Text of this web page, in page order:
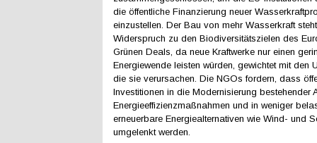
die öffentliche Finanzierung neuer
einzustellen. Der Bau von mehr Wasserkraft
Widerspruch zu den Biodiversitätszielen des
Grünen Deals, da neue Kraftwerke nur einen
Energiewende leisten würden, gewichtet mit den
die sie verursachen. Die NGOs fordern, dass
Investitionen in die Modernisierung bestehender
Energieeffizienzmaßnahmen und in weniger
erneuerbare Energiealternativen wie Wind- und
umgelenkt werden.